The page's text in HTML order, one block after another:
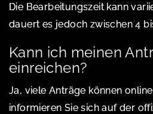
Die Bearbeitungszeit kann
dauert es jedoch zwischen 4
Kann ich meinen
einreichen?
Ja, viele Anträge können
informieren Sie sich auf der